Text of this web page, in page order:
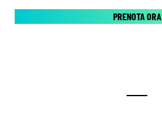
PRENOTA ORA